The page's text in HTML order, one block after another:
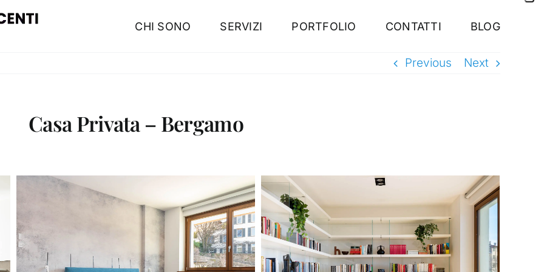
CHI SONO SERVIZI PORTFOLIO CONTATTI BLOG
Previous Next
Casa Privata – Bergamo